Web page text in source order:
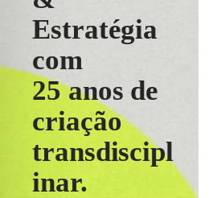
Estratégia
com
25 anos de
criação
transdiscipl
inar.